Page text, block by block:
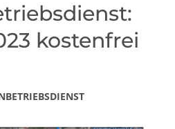
kostenfrei